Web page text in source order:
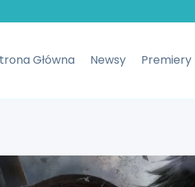
Główna Newsy Premiery